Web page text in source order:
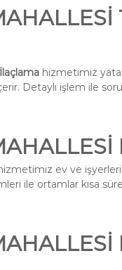
hizmetimiz
Detaylı işlem ile
ev ve
ile ortamlar kısa